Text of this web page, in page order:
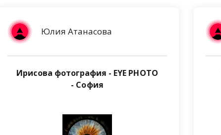
Юлия Атанасова
Ирисова фотография - EYE PHOTO
- София